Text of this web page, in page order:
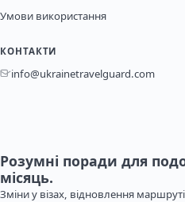
Умови використання
КОНТАКТИ
info@ukrainetravelguard.com
Розумні поради для
місяць.
Зміни у візах, відновлення